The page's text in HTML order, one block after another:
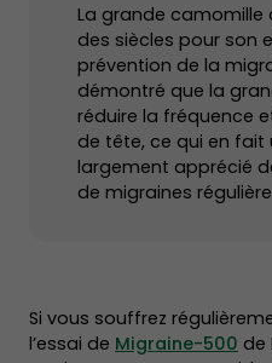
La grande camomille
des siècles pour son
prévention de la
démontré que la
réduire la fréquence
de tête, ce qui en fait
largement apprécié
de migraines
Si vous souffrez
l’essai de Migraine-500 de